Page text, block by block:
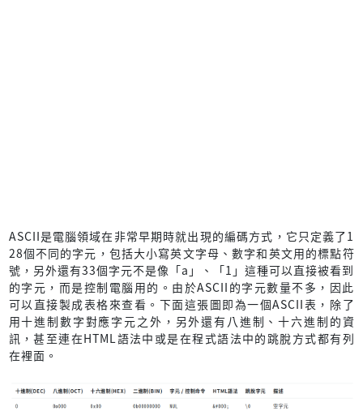
ASCII是電腦領域在非常早期時就出現的編碼方式，它只定義了1
28個不同的字元，包括大小寫英文字母、數字和英文用的標點符
號，另外還有33個字元不是像「a」、「1」這種可以直接被看到
的字元，而是控制電腦用的。由於ASCII的字元數量不多，因此
可以直接製成表格來查看。下面這張圖即為一個ASCII表，除了
用十進制數字對應字元之外，另外還有八進制、十六進制的資
訊，甚至連在HTML語法中或是在程式語法中的跳脫方式都有列
在裡面。